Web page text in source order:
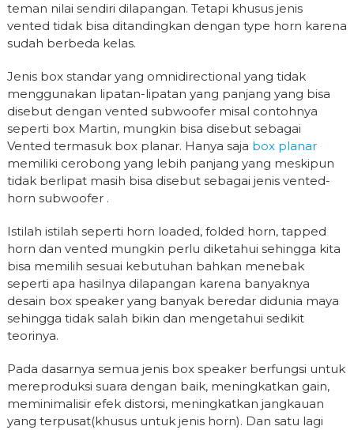
teman nilai sendiri dilapangan. Tetapi khusus jenis
vented tidak bisa ditandingkan dengan type horn karena
sudah berbeda kelas.
Jenis box standar yang omnidirectional yang tidak
menggunakan lipatan-lipatan yang panjang yang bisa
disebut dengan vented subwoofer misal contohnya
seperti box Martin, mungkin bisa disebut sebagai
Vented termasuk box planar. Hanya saja box planar
memiliki cerobong yang lebih panjang yang meskipun
tidak berlipat masih bisa disebut sebagai jenis vented-
horn subwoofer .
Istilah istilah seperti horn loaded, folded horn, tapped
horn dan vented mungkin perlu diketahui sehingga kita
bisa memilih sesuai kebutuhan bahkan menebak
seperti apa hasilnya dilapangan karena banyaknya
desain box speaker yang banyak beredar didunia maya
sehingga tidak salah bikin dan mengetahui sedikit
teorinya.
Pada dasarnya semua jenis box speaker berfungsi untuk
mereproduksi suara dengan baik, meningkatkan gain,
meminimalisir efek distorsi, meningkatkan jangkauan
yang terpusat(khusus untuk jenis horn). Dan satu lagi